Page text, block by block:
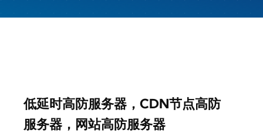
低延时高防服务器，CDN节点高防
服务器，网站高防服务器